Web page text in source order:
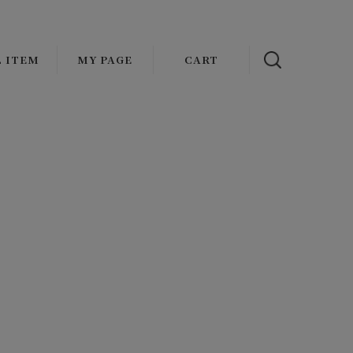
ITEM MY PAGE CART